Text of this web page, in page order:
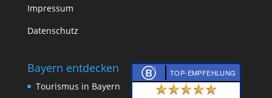
Impressum
Datenschutz
Bayern entdecken
Tourismus in Bayern
TOP-EMPFEHLUNG